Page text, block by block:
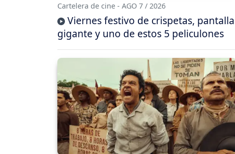
Cartelera de cine - AGO 7 / 2026
Viernes festivo de crispetas, pantalla
gigante y uno de estos 5 peliculones